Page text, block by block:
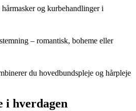
og kurbehandlinger i
– romantisk, boheme eller
du hovedbundspleje og hårpleje
i hverdagen